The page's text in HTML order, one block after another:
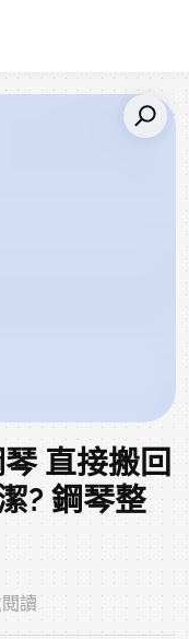
直接搬回
? 鋼琴整
讀